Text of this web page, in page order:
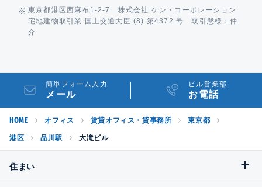
東京都港区西麻布1-2-7 株式会社 ケン・コーポレーション
宅地建物取引業 国土交通大臣 (8) 第4372 号 取引態様：仲
介
簡単フォーム入力
メール
ビル営業部
お電話
HOME オフィス 賃貸オフィス・貸事務所 東京都
港区 品川駅 大滝ビル
住まい